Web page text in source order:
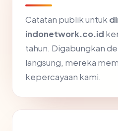
Catatan publik untuk
indonetwork.co.id
tahun. Digabungkan
langsung, mereka
kepercayaan kami.